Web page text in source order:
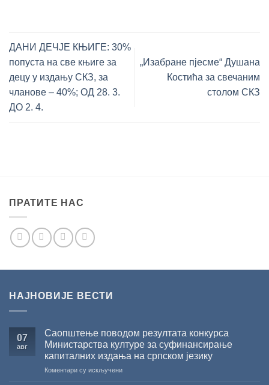
ДАНИ ДЕЧЈЕ КЊИГЕ: 30%
попуста на све књиге за
децу у издању СКЗ, за
чланове ‒ 40%; ОД 28. 3.
ДО 2. 4.
„Изабране пјесме“ Душана
Костића за свечаним
столом СКЗ
ПРАТИТЕ НАС
НАЈНОВИЈЕ ВЕСТИ
07
авг
Саопштење поводом резултата конкурса
Министарства културе за суфинансирање
капиталних издања на српском језику
Коментари су искљученина